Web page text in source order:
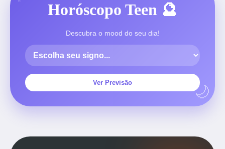
Horóscopo Teen 🔮
Descubra o mood do seu dia!
Ver Previsão